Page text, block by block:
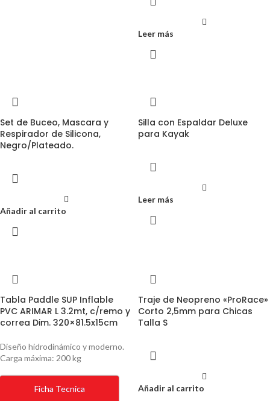
Leer más
Set de Buceo, Mascara y
Respirador de Silicona,
Negro/Plateado.
Añadir al carrito
Silla con Espaldar Deluxe
para Kayak
Leer más
Tabla Paddle SUP Inflable
PVC ARIMAR L 3.2mt, c/remo y
correa Dim. 320×81.5x15cm
Diseño hidrodinámico y moderno.
Carga máxima: 200 kg
Ficha Tecnica
Traje de Neopreno «ProRace»
Corto 2,5mm para Chicas
Talla S
Añadir al carrito